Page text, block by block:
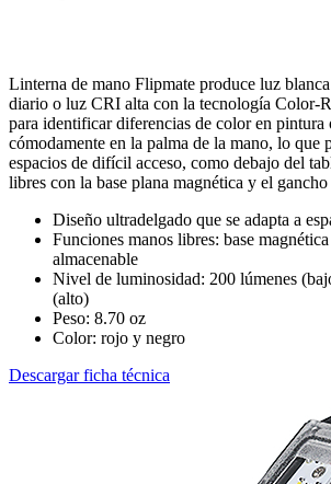
Linterna de mano Flipmate produce luz
diario o luz CRI alta con la tecnología Color-
para identificar diferencias de color en pintura
cómodamente en la palma de la mano, lo que
espacios de difícil acceso, como debajo del
libres con la base plana magnética y el gancho
Diseño ultradelgado que se adapta a
Funciones manos libres: base
almacenable
Nivel de luminosidad: 200 lúmenes
(alto)
Peso: 8.70 oz
Color: rojo y negro
Descargar ficha técnica